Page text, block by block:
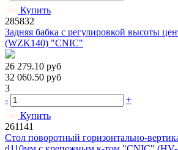
Купить
285832
Задняя бабка с регулировкой высоты
(WZK140) "CNIC"
26 279.10 руб
32 060.50 руб
3
-
+
Купить
261141
Стол поворотный горизонтально-